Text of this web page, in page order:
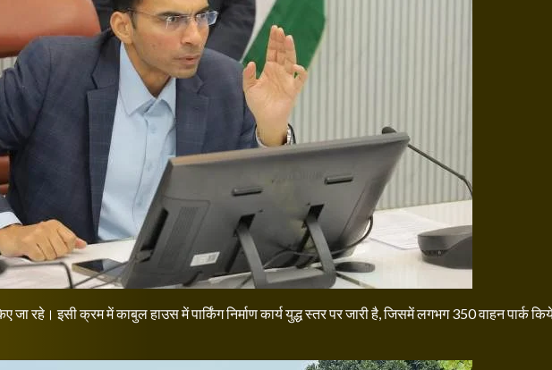
जा रहे। इसी क्रम में काबुल हाउस में पार्किंग निर्माण कार्य युद्ध स्तर पर जारी है, जिसमें लगभग 350 वाहन पार्क